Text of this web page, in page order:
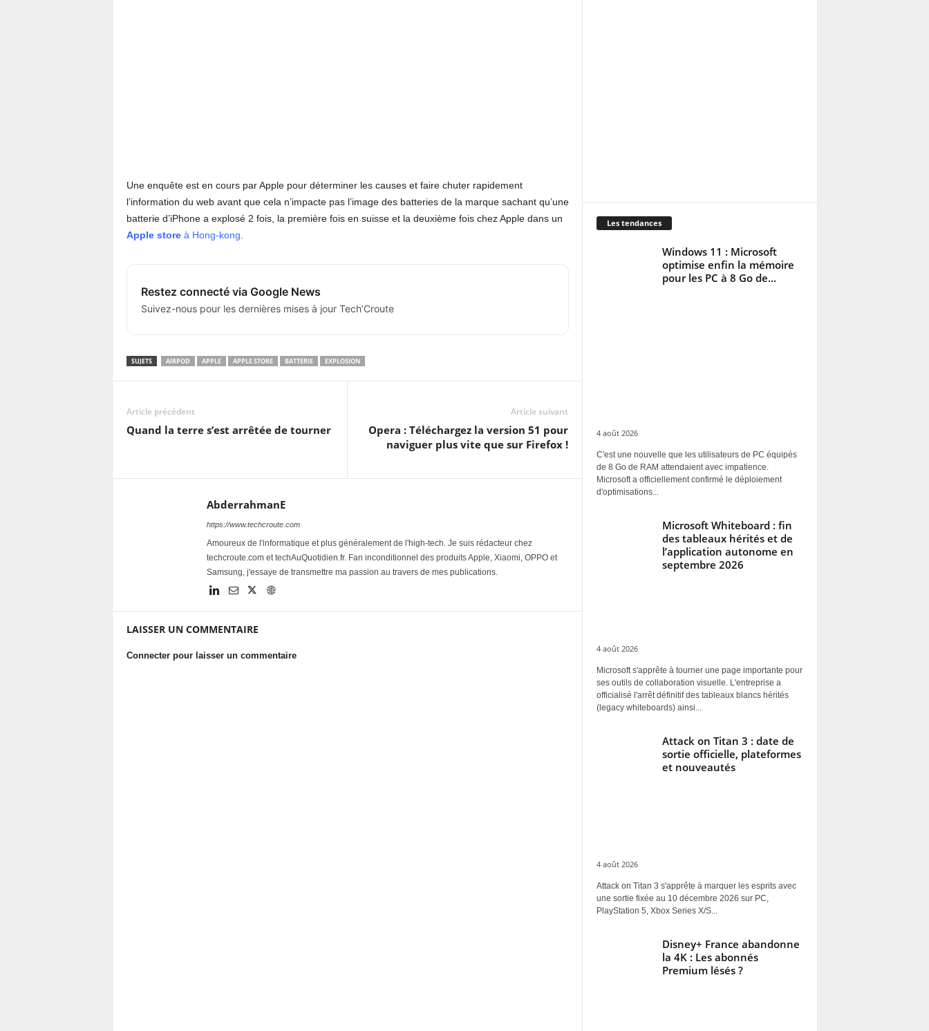
Une enquête est en cours par Apple pour déterminer les causes et faire chuter rapidement
l’information du web avant que cela n’impacte pas l’image des batteries de la marque sachant qu’une
batterie d’iPhone a explosé 2 fois, la première fois en suisse et la deuxième fois chez Apple dans un
Apple storeà Hong-kong
Restez connecté via Google News
Suivez-nous pour les dernières mises à jour Tech’Croute
SUJETS AIRPOD APPLE APPLE STORE BATTERIE EXPLOSION
Article précédent
Quand la terre s’est arrêtée de tourner
Article suivant
Opera : Téléchargez la version 51 pour
naviguer plus vite que sur Firefox !
AbderrahmanE
https://www.techcroute.com
Amoureux de l'informatique et plus généralement de l'high-tech. Je suis rédacteur chez
techcroute.com et techAuQuotidien.fr. Fan inconditionnel des produits Apple, Xiaomi, OPPO et
Samsung, j'essaye de transmettre ma passion au travers de mes publications.
LAISSER UN COMMENTAIRE
Connecter pour laisser un commentaire
Les tendances
Windows 11 : Microsoft
optimise enfin la mémoire
pour les PC à 8 Go de...
4 août 2026
C'est une nouvelle que les utilisateurs de PC équipés
de 8 Go de RAM attendaient avec impatience.
Microsoft a officiellement confirmé le déploiement
d'optimisations...
Microsoft Whiteboard : fin
des tableaux hérités et de
l’application autonome en
septembre 2026
4 août 2026
Microsoft s'apprête à tourner une page importante pour
ses outils de collaboration visuelle. L'entreprise a
officialisé l'arrêt définitif des tableaux blancs hérités
(legacy whiteboards) ainsi...
Attack on Titan 3 : date de
sortie officielle, plateformes
et nouveautés
4 août 2026
Attack on Titan 3 s'apprête à marquer les esprits avec
une sortie fixée au 10 décembre 2026 sur PC,
PlayStation 5, Xbox Series X/S...
Disney+ France abandonne
la 4K : Les abonnés
Premium lésés ?